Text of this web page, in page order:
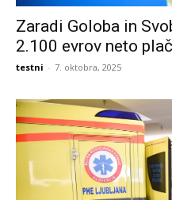
Zaradi Goloba in
2.100 evrov neto
testni - 7. oktobra, 2025